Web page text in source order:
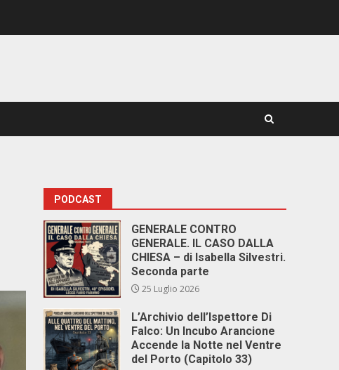
PODCAST
GENERALE CONTRO
GENERALE. IL CASO DALLA
CHIESA – di Isabella Silvestri.
Seconda parte
25 Luglio 2026
L’Archivio dell’Ispettore Di
Falco: Un Incubo Arancione
Accende la Notte nel Ventre
del Porto (Capitolo 33)